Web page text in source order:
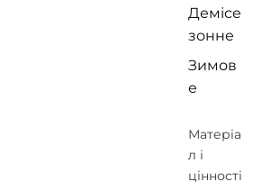
Демісе
зонне
Зимов
е
Матеріа
л і
цінності